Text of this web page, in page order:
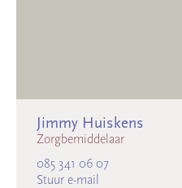
Jimmy Huiskens
Zorgbemiddelaar
085 341 06 07
Stuur e-mail